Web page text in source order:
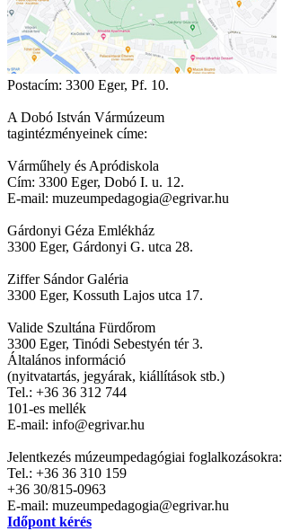
Postacím: 3300 Eger, Pf. 10.
A Dobó István Vármúzeum
tagintézményeinek címe:
Várműhely és Apródiskola
Cím: 3300 Eger, Dobó I. u. 12.
E-mail: muzeumpedagogia@egrivar.hu
Gárdonyi Géza Emlékház
3300 Eger, Gárdonyi G. utca 28.
Ziffer Sándor Galéria
3300 Eger, Kossuth Lajos utca 17.
Valide Szultána Fürdőrom
3300 Eger, Tinódi Sebestyén tér 3.
Általános információ
(nyitvatartás, jegyárak, kiállítások stb.)
Tel.: +36 36 312 744
101-es mellék
E-mail: info@egrivar.hu
Jelentkezés múzeumpedagógiai foglalkozásokra:
Tel.: +36 36 310 159
+36 30/815-0963
E-mail: muzeumpedagogia@egrivar.hu
Időpont kérés